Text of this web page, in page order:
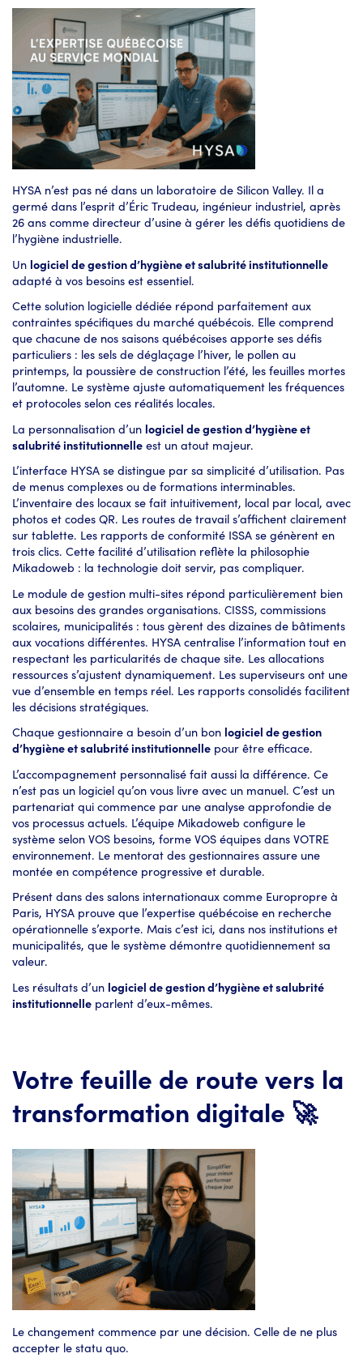
HYSA n’est pas né dans un laboratoire de Silicon Valley. Il a
germé dans l’esprit d’Éric Trudeau, ingénieur industriel, après
26 ans comme directeur d’usine à gérer les défis quotidiens de
l’hygiène industrielle.
Un logiciel de gestion d’hygiène et salubrité institutionnelle
adapté à vos besoins est essentiel.
Cette solution logicielle dédiée répond parfaitement aux
contraintes spécifiques du marché québécois. Elle comprend
que chacune de nos saisons québécoises apporte ses défis
particuliers : les sels de déglaçage l’hiver, le pollen au
printemps, la poussière de construction l’été, les feuilles mortes
l’automne. Le système ajuste automatiquement les fréquences
et protocoles selon ces réalités locales.
La personnalisation d’un logiciel de gestion d’hygiène et
salubrité institutionnelle est un atout majeur.
L’interface HYSA se distingue par sa simplicité d’utilisation. Pas
de menus complexes ou de formations interminables.
L’inventaire des locaux se fait intuitivement, local par local, avec
photos et codes QR. Les routes de travail s’affichent clairement
sur tablette. Les rapports de conformité ISSA se génèrent en
trois clics. Cette facilité d’utilisation reflète la philosophie
Mikadoweb : la technologie doit servir, pas compliquer.
Le module de gestion multi-sites répond particulièrement bien
aux besoins des grandes organisations. CISSS, commissions
scolaires, municipalités : tous gèrent des dizaines de bâtiments
aux vocations différentes. HYSA centralise l’information tout en
respectant les particularités de chaque site. Les allocations
ressources s’ajustent dynamiquement. Les superviseurs ont une
vue d’ensemble en temps réel. Les rapports consolidés facilitent
les décisions stratégiques.
Chaque gestionnaire a besoin d’un bon logiciel de gestion
d’hygiène et salubrité institutionnelle pour être efficace.
L’accompagnement personnalisé fait aussi la différence. Ce
n’est pas un logiciel qu’on vous livre avec un manuel. C’est un
partenariat qui commence par une analyse approfondie de
vos processus actuels. L’équipe Mikadoweb configure le
système selon VOS besoins, forme VOS équipes dans VOTRE
environnement. Le mentorat des gestionnaires assure une
montée en compétence progressive et durable.
Présent dans des salons internationaux comme Europropre à
Paris, HYSA prouve que l’expertise québécoise en recherche
opérationnelle s’exporte. Mais c’est ici, dans nos institutions et
municipalités, que le système démontre quotidiennement sa
valeur.
Les résultats d’un logiciel de gestion d’hygiène et salubrité
institutionnelle parlent d’eux-mêmes.
Votre feuille de route vers la
transformation digitale 🚀
Le changement commence par une décision. Celle de ne plus
accepter le statu quo.